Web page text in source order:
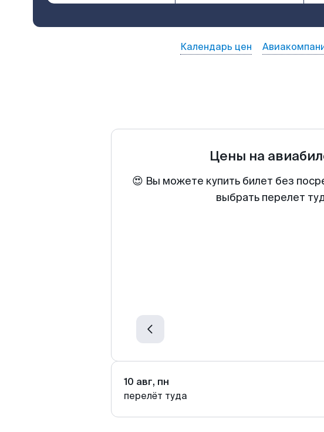
Календарь цен
Цены на
😍 Вы можете купить билет без
выбрать перелет
10 авг, пн
перелёт туда